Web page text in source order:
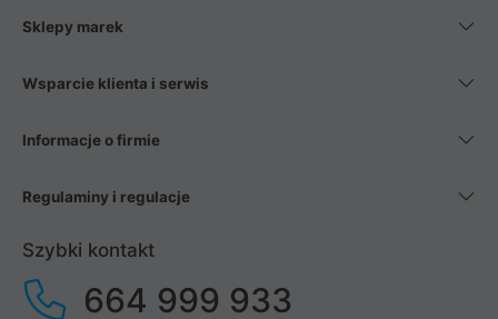
Sklepy marek
Wsparcie klienta i serwis
Informacje o firmie
Regulaminy i regulacje
Szybki kontakt
664 999 933